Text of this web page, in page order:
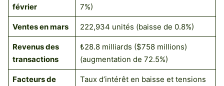
février
7%)
Ventes en mars 222,934 unités (baisse de 0.8%)
Revenus des
transactions
₺28.8 milliards ($758 millions)
(augmentation de 72.5%)
Facteurs de
Taux d’intérêt en baisse et tensions